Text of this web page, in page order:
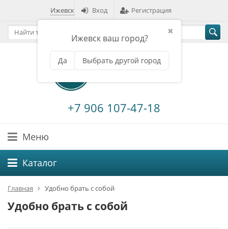
Ижевск
✖
Ижевск ваш город?
Да Выбрать другой город
Вход Регистрация
+7 906 107-47-18
Меню
Каталог
Главная Удобно брать с собой
Удобно брать с собой